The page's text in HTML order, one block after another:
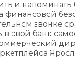
и напоминать
финансовой
звонке
в свой банк